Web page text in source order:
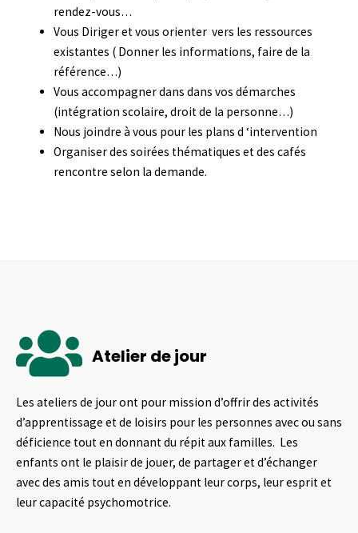
rendez-vous…
Vous Diriger et vous orienter vers les ressources
existantes ( Donner les informations, faire de la
référence…)
Vous accompagner dans dans vos démarches
(intégration scolaire, droit de la personne…)
Nous joindre à vous pour les plans d ‘intervention
Organiser des soirées thématiques et des cafés
rencontre selon la demande.
Atelier de jour
Les ateliers de jour ont pour mission d’offrir des activités
d’apprentissage et de loisirs pour les personnes avec ou sans
déficience tout en donnant du répit aux familles. Les
enfants ont le plaisir de jouer, de partager et d’échanger
avec des amis tout en développant leur corps, leur esprit et
leur capacité psychomotrice.